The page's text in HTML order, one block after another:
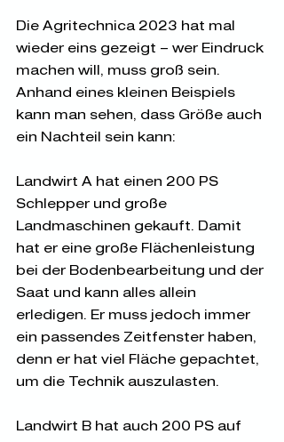
Die Agritechnica 2023 hat mal
wieder eins gezeigt – wer Eindruck
machen will, muss groß sein.
Anhand eines kleinen Beispiels
kann man sehen, dass Größe auch
ein Nachteil sein kann:
Landwirt A hat einen 200 PS
Schlepper und große
Landmaschinen gekauft. Damit
hat er eine große Flächenleistung
bei der Bodenbearbeitung und der
Saat und kann alles allein
erledigen. Er muss jedoch immer
ein passendes Zeitfenster haben,
denn er hat viel Fläche gepachtet,
um die Technik auszulasten.
Landwirt B hat auch 200 PS auf